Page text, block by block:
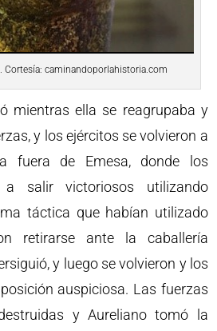
Cortesía: caminandoporlahistoria.com
mientras ella se reagrupaba y
y los ejércitos se volvieron a
fuera de Emesa, donde los
a salir victoriosos utilizando
táctica que habían utilizado
retirarse ante la caballería
y luego se volvieron y los
auspiciosa. Las fuerzas
y Aureliano tomó la